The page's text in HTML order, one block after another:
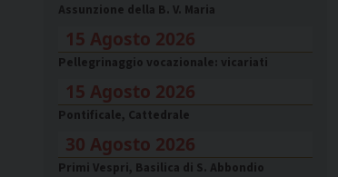
Assunzione della B. V. Maria
15 Agosto 2026
Pellegrinaggio vocazionale: vicariati
15 Agosto 2026
Pontificale, Cattedrale
30 Agosto 2026
Primi Vespri, Basilica di S. Abbondio